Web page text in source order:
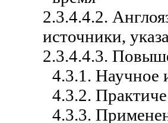
2.3.4.4.2.
источники,
2.3.4.4.3.
4.3.1. Научное
4.3.2.
4.3.3.